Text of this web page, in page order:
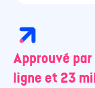
Approuvé
ligne et 23